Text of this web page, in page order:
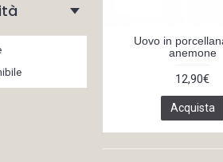
(1)
scatola in
Uovo in
anemone
12,90€
Acquista